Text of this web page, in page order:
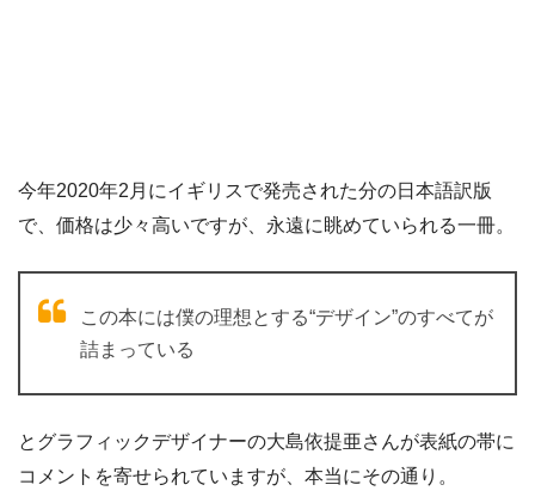
今年2020年2月にイギリスで発売された分の日本語訳版
で、価格は少々高いですが、永遠に眺めていられる一冊。
この本には僕の理想とする“デザイン”のすべてが
詰まっている
とグラフィックデザイナーの大島依提亜さんが表紙の帯に
コメントを寄せられていますが、本当にその通り。